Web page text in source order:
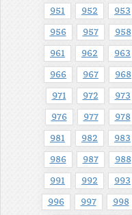
951 952 953
956 957 958
961 962 963
966 967 968
971 972 973
976 977 978
981 982 983
986 987 988
991 992 993
996 997 998